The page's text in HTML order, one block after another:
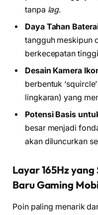
tanpa lag.
Daya Tahan
tangguh meskipun
berkecepatan
Desain Kamera
berbentuk
lingkaran) yang
Potensi Basis
besar menjadi
akan diluncurkan
Layar 165Hz
Baru Gaming
Poin paling menarik